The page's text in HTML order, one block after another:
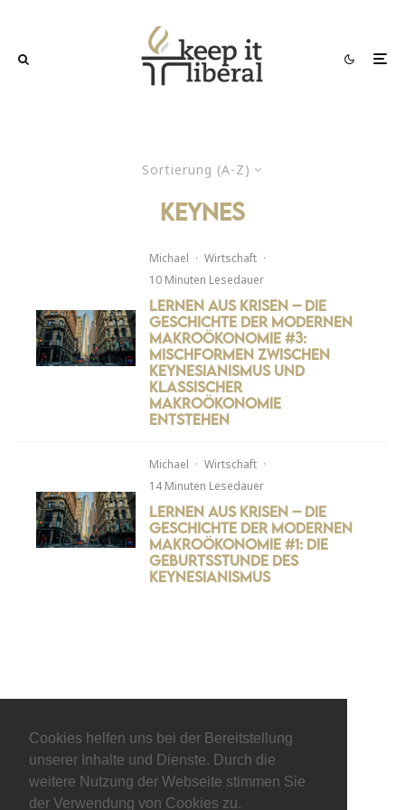
Cookies helfen uns bei der Bereitstellung
unserer Inhalte und Dienste. Durch die
weitere Nutzung der Webseite stimmen Sie
der Verwendung von Cookies zu.
Sortierung (A-Z)
keynes
Michael · Wirtschaft ·
10 Minuten Lesedauer
Lernen aus Krisen – Die
Geschichte der modernen
Makroökonomie #3:
Mischformen zwischen
Keynesianismus und
klassischer
Makroökonomie
entstehen
Michael · Wirtschaft ·
14 Minuten Lesedauer
Lernen aus Krisen – Die
Geschichte der modernen
Makroökonomie #1: Die
Geburtsstunde des
Keynesianismus